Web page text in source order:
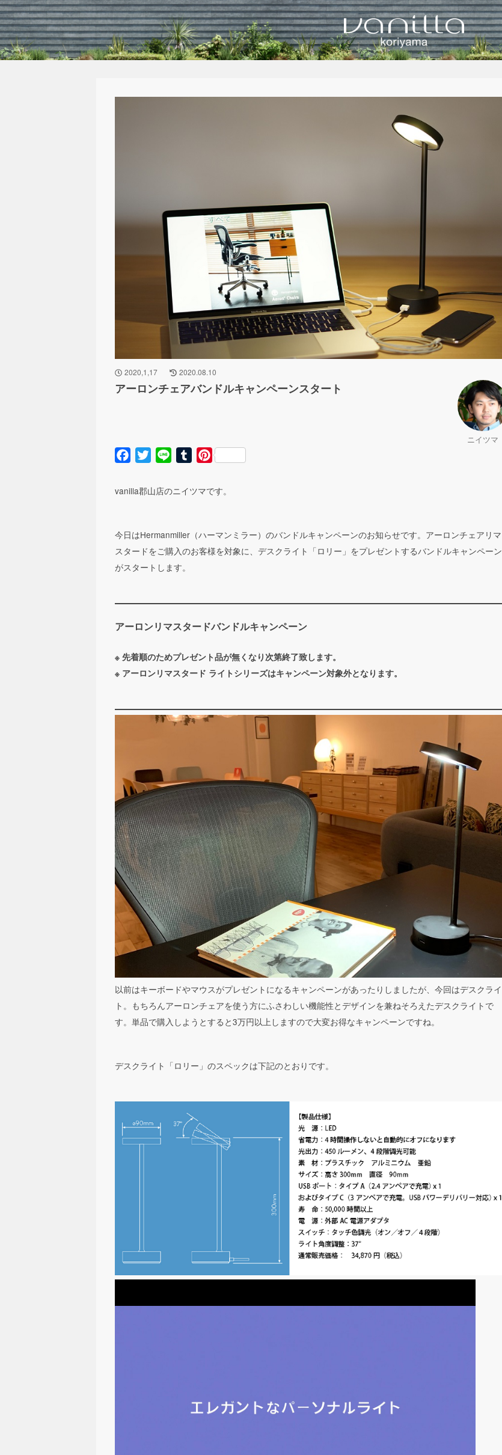
2020,1,17 2020.08.10
アーロンチェアバンドルキャンペーンスタート
ニイツマ
Facebook
Twitter Line TumblrPinterest
vanilla郡山店のニイツマです。
今日はHermanmiller（ハーマンミラー）のバンドルキャンペーンのお知らせです。アーロンチェアリマ
スタードをご購入のお客様を対象に、デスクライト「ロリー」をプレゼントするバンドルキャンペーン
がスタートします。
アーロンリマスタードバンドルキャンペーン
※ 先着順のためプレゼント品が無くなり次第終了致します。
※ アーロンリマスタード ライトシリーズはキャンペーン対象外となります。
以前はキーボードやマウスがプレゼントになるキャンペーンがあったりしましたが、今回はデスクライ
ト。もちろんアーロンチェアを使う方にふさわしい機能性とデザインを兼ねそろえたデスクライトで
す。単品で購入しようとすると3万円以上しますので大変お得なキャンペーンですね。
デスクライト「ロリー」のスペックは下記のとおりです。